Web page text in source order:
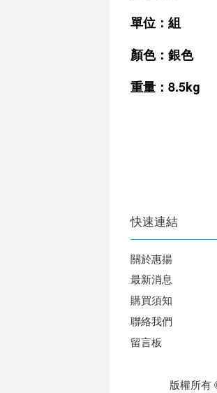
單位：組
顏色：銀色
重量 ：8.5kg
快速連結
關於惠揚
最新消息
購買須知
聯絡我們
留言板
版權所有